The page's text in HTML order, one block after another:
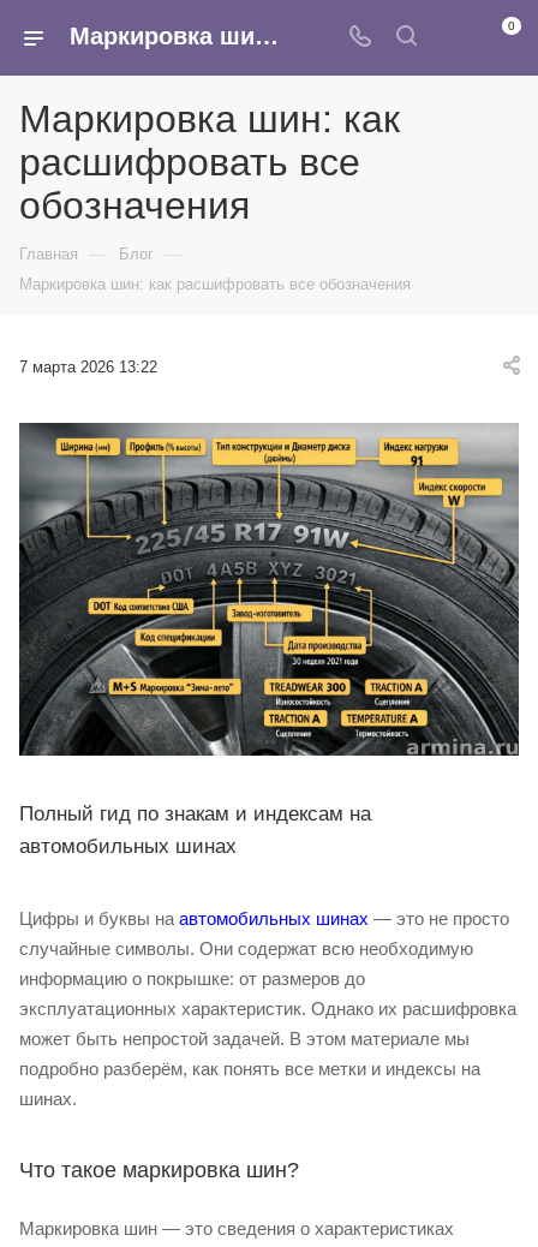
Маркировка шин: как расшифровать все обозначения 0
Маркировка шин: как
расшифровать все
обозначения
Главная — Блог —
Маркировка шин: как расшифровать все обозначения
7 марта 2026 13:22
Полный гид по знакам и индексам на
автомобильных шинах
Цифры и буквы на автомобильных шинах — это не просто
случайные символы. Они содержат всю необходимую
информацию о покрышке: от размеров до
эксплуатационных характеристик. Однако их расшифровка
может быть непростой задачей. В этом материале мы
подробно разберём, как понять все метки и индексы на
шинах.
Что такое маркировка шин?
Маркировка шин — это сведения о характеристиках